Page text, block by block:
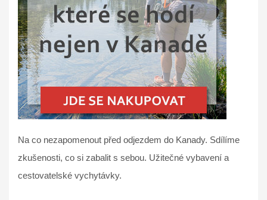
Na co nezapomenout před odjezdem do Kanady. Sdílíme
zkušenosti, co si zabalit s sebou. Užitečné vybavení a
cestovatelské vychytávky.